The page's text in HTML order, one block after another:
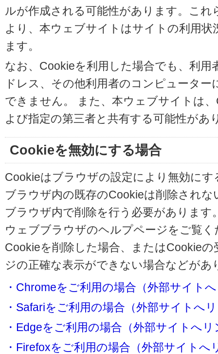
ルが作成される可能性があります。こ
より、本ウェブサイトはサイトの利用
ます。
なお、Cookieを利用した場合でも、利用
ドレス、その他利用者のコンピュータ
できません。 また、本ウェブサイトは
よび指定の第三者と共有する可能性があ
Cookieを無効にする場合
Cookieはブラウザの設定により無効に
ブラウザ内の既存のCookieは削除され
ブラウザ内で削除を行う必要があります
ウェブブラウザのヘルプページをご覧く
Cookieを削除した場合、またはCookie
ジの正確な表示ができない場合などが
・Chromeをご利用の場合（外部サイト
・Safariをご利用の場合（外部サイトへ
・Edgeをご利用の場合（外部サイトへリ
・Firefoxをご利用の場合（外部サイトへ